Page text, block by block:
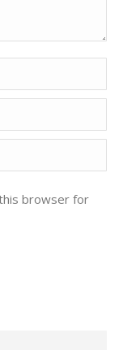
browser for